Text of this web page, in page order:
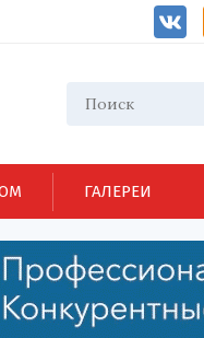
ГАЛЕРЕИ